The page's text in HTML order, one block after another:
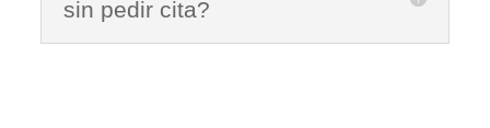
sin pedir cita?